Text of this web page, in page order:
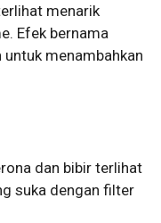
menarik
Efek bernama
menambahkan
dan bibir terlihat
suka dengan filter